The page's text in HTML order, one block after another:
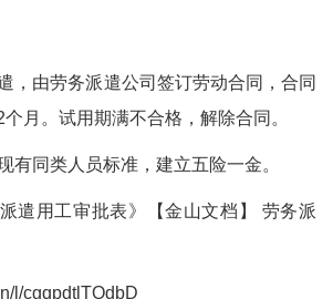
，由劳务派遣公司签订劳动合同，合同
月。试用期满不合格，解除合同。
有同类人员标准，建立五险一金。
遣用工审批表》【金山文档】 劳务派
l/cgqpdtlTQdbD